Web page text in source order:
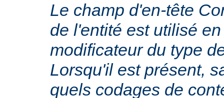
Le champ d'en-tête
de l'entité est utilisé
modificateur du type
Lorsqu'il est présent,
quels codages de